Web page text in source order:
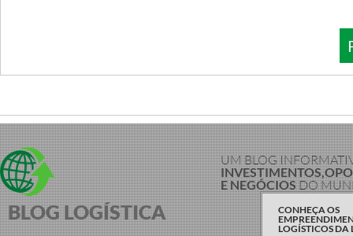
BLOG LOGÍSTICA
UM BLOG
E NEGÓCIOSDO
CONHEÇA OS
LOGÍSTICOS DA